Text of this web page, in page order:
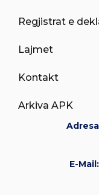
Regjistrat e
Lajmet
Kontakt
Arkiva APK
E-Mail: